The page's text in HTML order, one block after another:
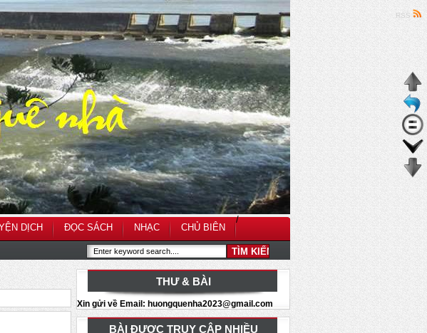
DỊCH
/
ĐỌC SÁCH NHẠC CHỦ BIÊN
RSS
THƯ & BÀI
Xin gửi về Email: huongquenha2023@gmail.com
BÀI ĐƯỢC TRUY CẬP NHIỀU